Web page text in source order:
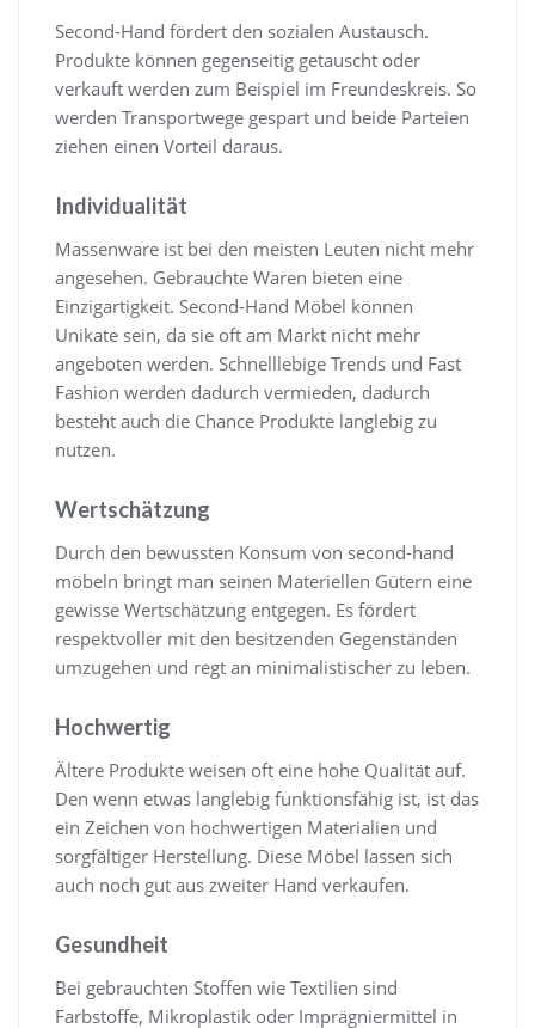
Second-Hand fördert den sozialen Austausch.
Produkte können gegenseitig getauscht oder
verkauft werden zum Beispiel im Freundeskreis. So
werden Transportwege gespart und beide Parteien
ziehen einen Vorteil daraus.
Individualität
Massenware ist bei den meisten Leuten nicht mehr
angesehen. Gebrauchte Waren bieten eine
Einzigartigkeit. Second-Hand Möbel können
Unikate sein, da sie oft am Markt nicht mehr
angeboten werden. Schnelllebige Trends und Fast
Fashion werden dadurch vermieden, dadurch
besteht auch die Chance Produkte langlebig zu
nutzen.
Wertschätzung
Durch den bewussten Konsum von second-hand
möbeln bringt man seinen Materiellen Gütern eine
gewisse Wertschätzung entgegen. Es fördert
respektvoller mit den besitzenden Gegenständen
umzugehen und regt an minimalistischer zu leben.
Hochwertig
Ältere Produkte weisen oft eine hohe Qualität auf.
Den wenn etwas langlebig funktionsfähig ist, ist das
ein Zeichen von hochwertigen Materialien und
sorgfältiger Herstellung. Diese Möbel lassen sich
auch noch gut aus zweiter Hand verkaufen.
Gesundheit
Bei gebrauchten Stoffen wie Textilien sind
Farbstoffe, Mikroplastik oder Imprägniermittel in